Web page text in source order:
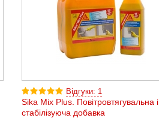
Відгуки: 1
Sika Mix Plus. Повітровтягувальна і
стабілізуюча добавка